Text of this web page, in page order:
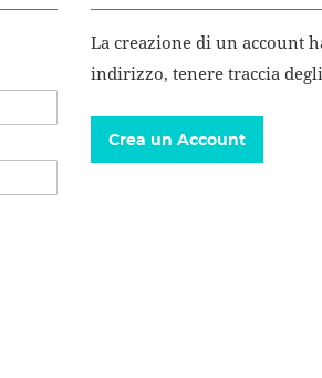
La creazione di un account
indirizzo, tenere traccia
Crea un Account